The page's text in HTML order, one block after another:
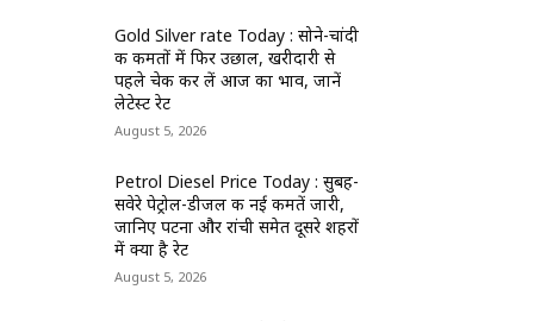
Gold Silver rate Today : सोने-चांदी
की कीमतों में फिर उछाल, खरीदारी से
पहले चेक कर लें आज का भाव, जानें
लेटेस्ट रेट
August 5, 2026
Petrol Diesel Price Today : सुबह-
सवेरे पेट्रोल-डीजल की नई कीमतें जारी,
जानिए पटना और रांची समेत दूसरे शहरों
में क्या है रेट
August 5, 2026